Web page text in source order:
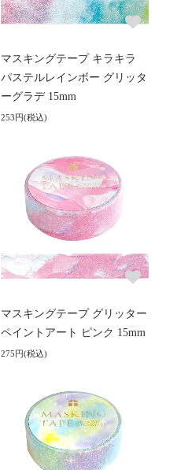
マスキングテープ キラキラ
パステルレインボー グリッタ
ーグラデ 15mm
253円(税込)
マスキングテープ グリッター
ペイントアート ピンク 15mm
275円(税込)